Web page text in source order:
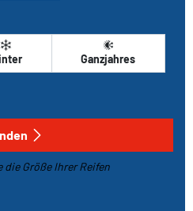
Ganzjahres
die Größe Ihrer Reifen